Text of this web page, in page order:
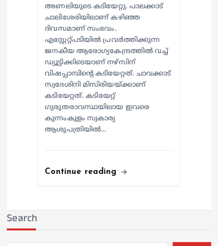
അണലിയുടെ കടിയേറ്റു. പാലക്കാട്
ചാലിശേരിയിലാണ് കഴിഞ്ഞ
ദിവസമാണ് സംഭവം.
എസ്റ്റേറ്റ്പടിയില്‍ പ്രവര്‍ത്തിക്കുന്ന
ജനകീയ ആരോഗ്യകേന്ദ്രത്തില്‍ വച്ച്
ഡ്യൂട്ടിക്കിടെയാണ് നഴ്സിന്
വിഷപ്പാമ്പിന്റെ കടിയേറ്റത്. ചാവക്കാട്
സ്വദേശിനി മിസിരിയയ്ക്കാണ്
കടിയേറ്റത്. കടിയേറ്റ്
ഗുരുതരാവസ്ഥയിലായ ഇവരെ
കുന്നംകുളം സ്വകാര്യ
ആശുപത്രിയില്‍…
Continue reading
Search